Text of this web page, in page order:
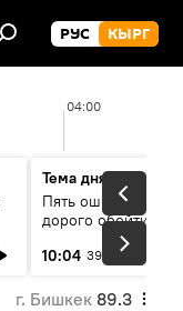
РУС КЫРГ
04:00
Тема дня
Пять ошибок
дорого обойтись
10:04 39 мин
г. Бишкек 89.3